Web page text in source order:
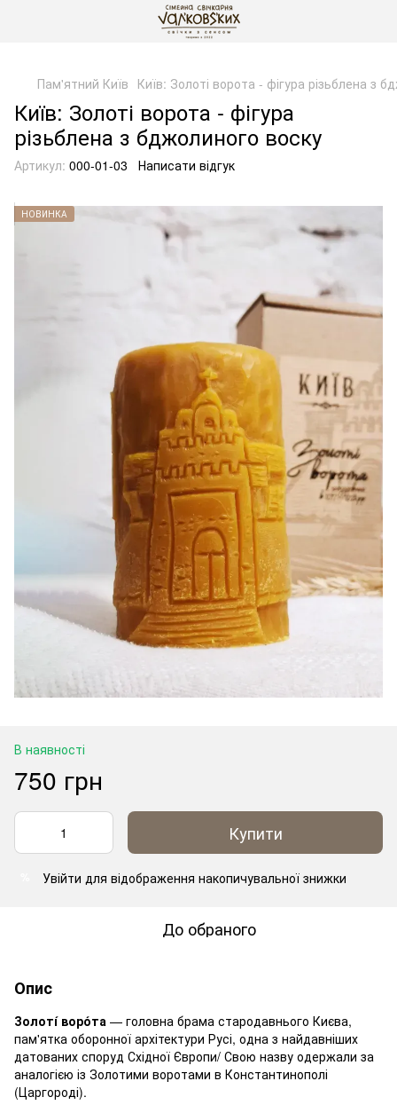
gtag('js', new Date()); gtag('config', 'G-DP234BVRNV');
Пам'ятний Київ Київ: Золоті ворота - фігура різьблена з
Київ: Золоті ворота - фігура
різьблена з бджолиного воску
Артикул: 000-01-03 Написати відгук
НОВИНКА
В наявності
750 грн
Купити
Увійти для відображення накопичувальної знижки
До обраного
Опис
Золоті́ воро́та — головна брама стародавнього Києва,
пам'ятка оборонної архітектури Русі, одна з найдавніших
датованих споруд Східної Європи/ Свою назву одержали за
аналогією із Золотими воротами в Константинополі
(Царгороді).